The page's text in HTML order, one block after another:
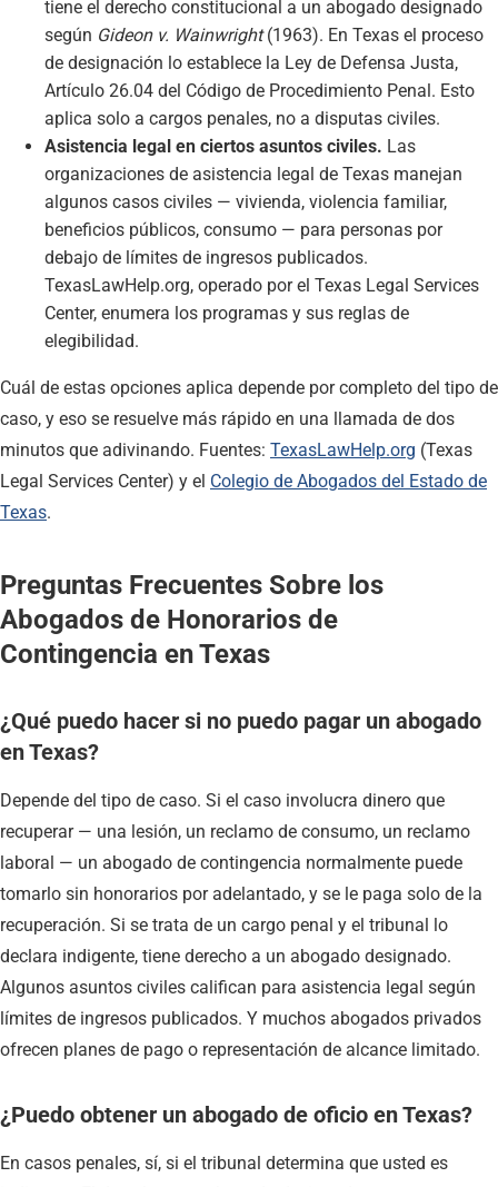
tiene el derecho constitucional a un abogado designado
según Gideon v. Wainwright(1963). En Texas el proceso
de designación lo establece la Ley de Defensa Justa,
Artículo 26.04 del Código de Procedimiento Penal. Esto
aplica solo a cargos penales, no a disputas civiles.
Asistencia legal en ciertos asuntos civiles. Las
organizaciones de asistencia legal de Texas manejan
algunos casos civiles — vivienda, violencia familiar,
beneficios públicos, consumo — para personas por
debajo de límites de ingresos publicados.
TexasLawHelp.org, operado por el Texas Legal Services
Center, enumera los programas y sus reglas de
elegibilidad.
Cuál de estas opciones aplica depende por completo del tipo de
caso, y eso se resuelve más rápido en una llamada de dos
minutos que adivinando. Fuentes: TexasLawHelp.org (Texas
Legal Services Center) y el Colegio de Abogados del Estado de
Texas.
Preguntas Frecuentes Sobre los
Abogados de Honorarios de
Contingencia en Texas
¿Qué puedo hacer si no puedo pagar un abogado
en Texas?
Depende del tipo de caso. Si el caso involucra dinero que
recuperar — una lesión, un reclamo de consumo, un reclamo
laboral — un abogado de contingencia normalmente puede
tomarlo sin honorarios por adelantado, y se le paga solo de la
recuperación. Si se trata de un cargo penal y el tribunal lo
declara indigente, tiene derecho a un abogado designado.
Algunos asuntos civiles califican para asistencia legal según
límites de ingresos publicados. Y muchos abogados privados
ofrecen planes de pago o representación de alcance limitado.
¿Puedo obtener un abogado de oficio en Texas?
En casos penales, sí, si el tribunal determina que usted es